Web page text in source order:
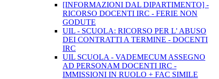
[INFORMAZIONI DAL DIPARTIMENTO] -
RICORSO DOCENTI IRC - FERIE NON
GODUTE
UIL - SCUOLA: RICORSO PER L' ABUSO
DEI CONTRATTI A TERMINE - DOCENTI
IRC
UIL SCUOLA - VADEMECUM ASSEGNO
AD PERSONAM DOCENTI IRC -
IMMISSIONI IN RUOLO + FAC SIMILE